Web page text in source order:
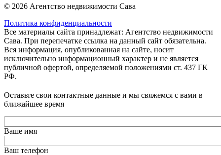
© 2026 Агентство недвижимости Сава
Политика конфиденциальности
Все материалы сайта принадлежат: Агентство недвижимости
Сава. При перепечатке ссылка на данный сайт обязательна.
Вся информация, опубликованная на сайте, носит
исключительно информационный характер и не является
публичной офертой, определяемой положениями ст. 437 ГК
РФ.
Оставьте свои контактные данные и мы свяжемся с вами в
ближайшее время
Ваше имя
Ваш телефон